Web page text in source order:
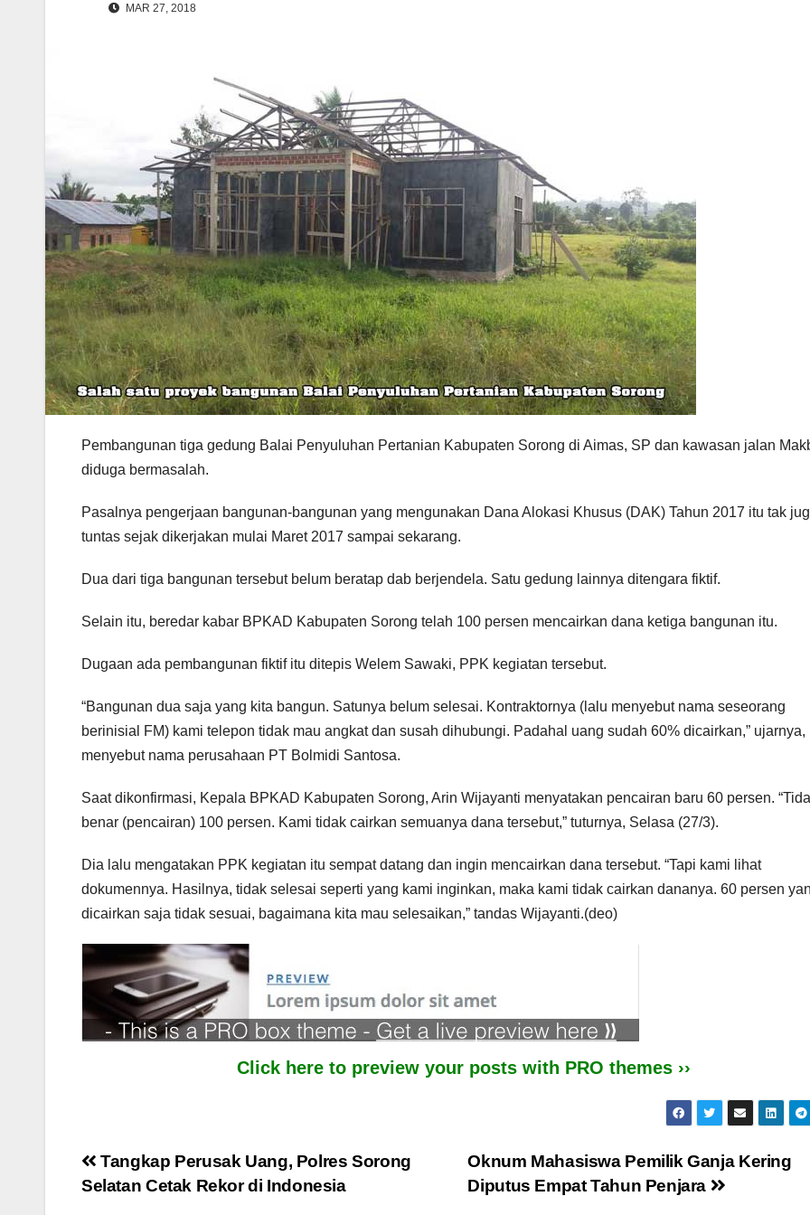
MAR 27, 2018
Pembangunan tiga gedung Balai Penyuluhan Pertanian Kabupaten Sorong di Aimas, SP dan kawasan jalan
diduga bermasalah.
Pasalnya pengerjaan bangunan-bangunan yang mengunakan Dana Alokasi Khusus (DAK) Tahun 2017 itu tak
tuntas sejak dikerjakan mulai Maret 2017 sampai sekarang.
Dua dari tiga bangunan tersebut belum beratap dab berjendela. Satu gedung lainnya ditengara fiktif.
Selain itu, beredar kabar BPKAD Kabupaten Sorong telah 100 persen mencairkan dana ketiga bangunan itu.
Dugaan ada pembangunan fiktif itu ditepis Welem Sawaki, PPK kegiatan tersebut.
“Bangunan dua saja yang kita bangun. Satunya belum selesai. Kontraktornya (lalu menyebut nama seseorang
berinisial FM) kami telepon tidak mau angkat dan susah dihubungi. Padahal uang sudah 60% dicairkan,” ujarnya,
menyebut nama perusahaan PT Bolmidi Santosa.
Saat dikonfirmasi, Kepala BPKAD Kabupaten Sorong, Arin Wijayanti menyatakan pencairan baru 60 persen.
benar (pencairan) 100 persen. Kami tidak cairkan semuanya dana tersebut,” tuturnya, Selasa (27/3).
Dia lalu mengatakan PPK kegiatan itu sempat datang dan ingin mencairkan dana tersebut. “Tapi kami lihat
dokumennya. Hasilnya, tidak selesai seperti yang kami inginkan, maka kami tidak cairkan dananya. 60 persen
dicairkan saja tidak sesuai, bagaimana kita mau selesaikan,” tandas Wijayanti.(deo)
Click here to preview your posts with PRO themes ››
Post
Oknum Mahasiswa Pemilik Ganja Kering
Diputus Empat Tahun Penjara
Tangkap Perusak Uang, Polres Sorong
Selatan Cetak Rekor di Indonesia